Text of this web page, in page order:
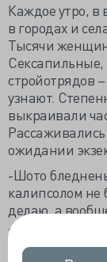
Каждое утро, в
в городах и
Тысячи
Сексапильные,
стройотрядов
узнают.
выкраивали
ожидании
-Шото
калипсолом не
делаю, а
-Говорят, есть
приезжает,